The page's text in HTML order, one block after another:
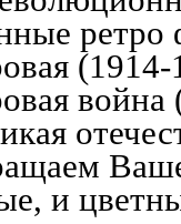
ретро
(1914-
война
и